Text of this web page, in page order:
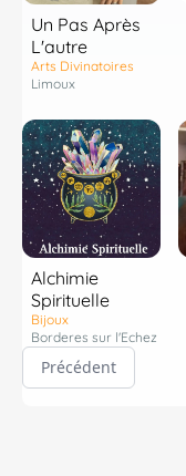
Un Pas Après
L'autre
Arts Divinatoires
Limoux
Alchimie
Spirituelle
Bijoux
Borderes sur l'Echez
Précédent